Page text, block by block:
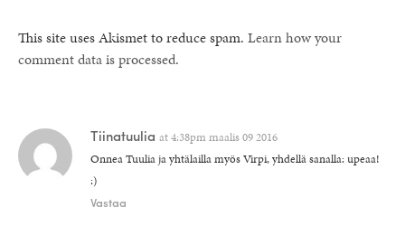
This site uses Akismet to reduce spam. Learn how your
comment data is processed.
Tiinatuulia at4:38pm maalis 09 2016
Onnea Tuulia ja yhtälailla myös Virpi, yhdellä sanalla: upeaa!
:)
Vastaa